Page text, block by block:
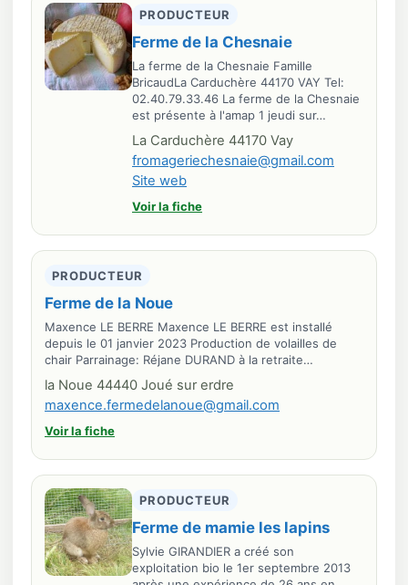
PRODUCTEUR
Ferme de la Chesnaie
La ferme de la Chesnaie Famille
BricaudLa Carduchère 44170 VAY Tel:
02.40.79.33.46 La ferme de la Chesnaie
est présente à l'amap 1 jeudi sur…
La Carduchère 44170 Vay
fromageriechesnaie@gmail.com
Site web
Voir la fiche
PRODUCTEUR
Ferme de la Noue
Maxence LE BERRE Maxence LE BERRE est installé
depuis le 01 janvier 2023 Production de volailles de
chair Parrainage: Réjane DURAND à la retraite…
la Noue 44440 Joué sur erdre
maxence.fermedelanoue@gmail.com
Voir la fiche
PRODUCTEUR
Ferme de mamie les lapins
Sylvie GIRANDIER a créé son
exploitation bio le 1er septembre 2013